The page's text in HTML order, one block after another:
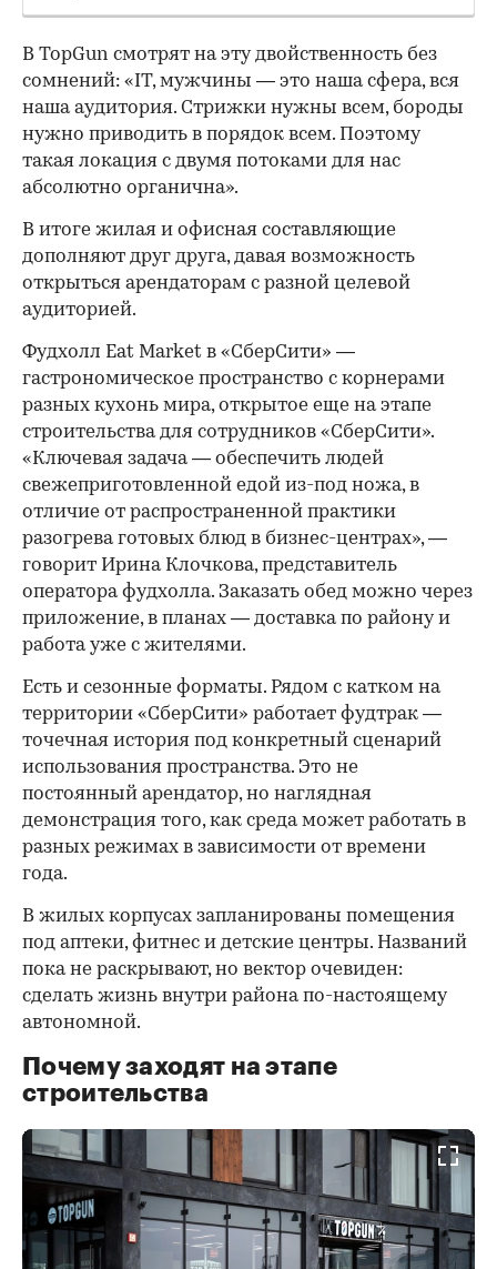
В TopGun смотрят на эту двойственность без
сомнений: «IT, мужчины — это наша сфера, вся
наша аудитория. Стрижки нужны всем, бороды
нужно приводить в порядок всем. Поэтому
такая локация с двумя потоками для нас
абсолютно органична».
В итоге жилая и офисная составляющие
дополняют друг друга, давая возможность
открыться арендаторам с разной целевой
аудиторией.
Фудхолл Eat Market в «СберСити» —
гастрономическое пространство с корнерами
разных кухонь мира, открытое еще на этапе
строительства для сотрудников «СберСити».
«Ключевая задача — обеспечить людей
свежеприготовленной едой из-под ножа, в
отличие от распространенной практики
разогрева готовых блюд в бизнес-центрах», —
говорит Ирина Клочкова, представитель
оператора фудхолла. Заказать обед можно через
приложение, в планах — доставка по району и
работа уже с жителями.
Есть и сезонные форматы. Рядом с катком на
территории «СберСити» работает фудтрак —
точечная история под конкретный сценарий
использования пространства. Это не
постоянный арендатор, но наглядная
демонстрация того, как среда может работать в
разных режимах в зависимости от времени
года.
В жилых корпусах запланированы помещения
под аптеки, фитнес и детские центры. Названий
пока не раскрывают, но вектор очевиден:
сделать жизнь внутри района по-настоящему
автономной.
Почему заходят на этапе
строительства